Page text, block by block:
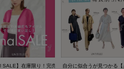
細見えが叶うアイテム
SALE】在庫限り！完売間近のお値打ちアイテム
自分に似合うが見つかる